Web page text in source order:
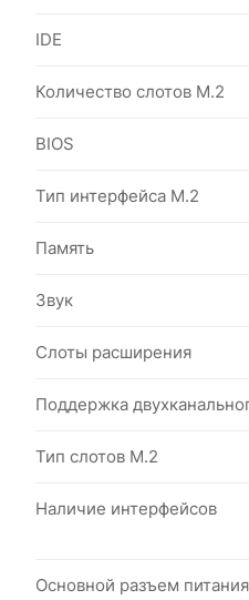
IDE
Количество слотов M.2
BIOS
Тип интерфейса M.2
Память
Звук
Слоты расширения
Поддержка
Тип слотов M.2
Наличие интерфейсов
Основной разъем питания